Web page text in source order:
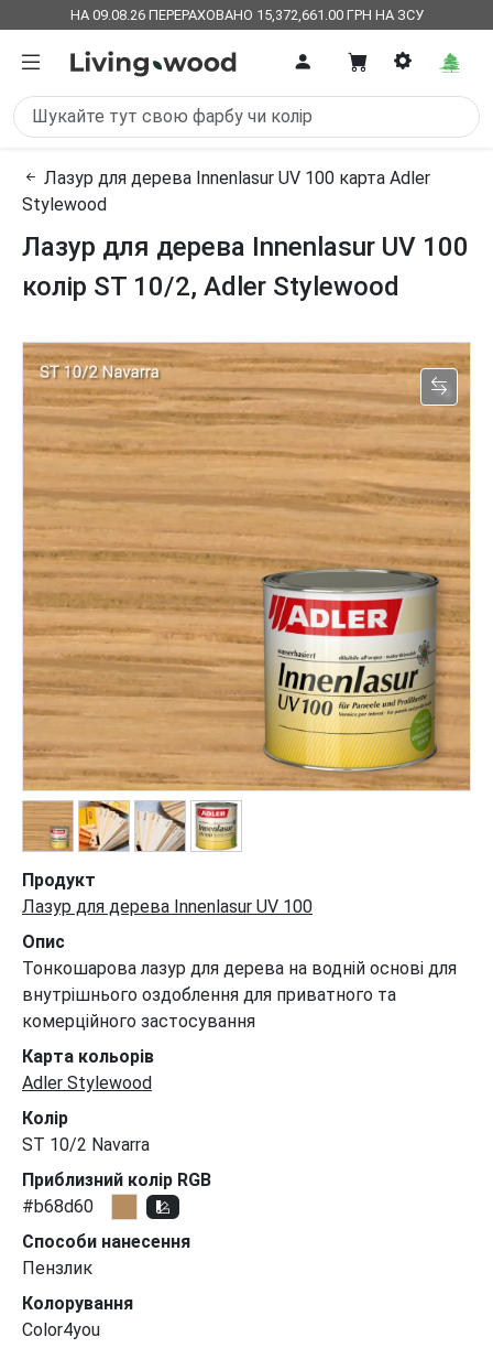
НА 09.08.26 ПЕРЕРАХОВАНО 15,372,661.00 ГРН НА ЗСУ
Лазур для дерева Innenlasur UV 100 карта Adler
Stylewood
Лазур для дерева Innenlasur UV 100
колір ST 10/2, Adler Stylewood
Продукт
Лазур для дерева Innenlasur UV 100
Опис
Тонкошарова лазур для дерева на водній основі для
внутрішнього оздоблення для приватного та
комерційного застосування
Карта кольорів
Adler Stylewood
Колір
ST 10/2 Navarra
Приблизний колір RGB
#b68d60
Способи нанесення
Пензлик
Колорування
Color4you